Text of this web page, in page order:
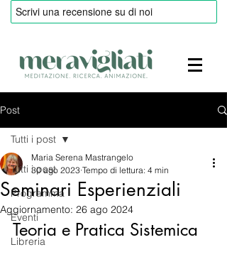
Post
Tutti i post
Programma
Eventi
Libreria
Tutti i post
Seminari Esperienziali
Maria Serena Mastrangelo
30 ago 2023 Tempo di lettura: 4 min
Aggiornamento: 26 ago 2024
Teoria e Pratica Sistemica